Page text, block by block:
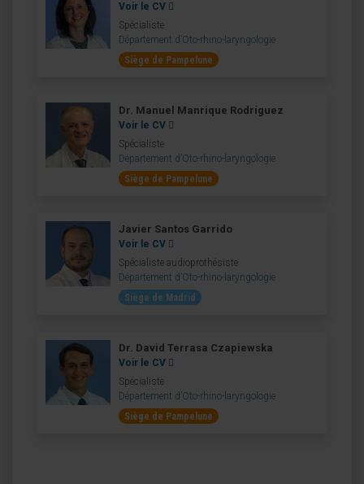
Voir le CV
Spécialiste
Département d’Oto-rhino-laryngologie
Siège de Pampelune
Dr. Manuel Manrique Rodríguez
Voir le CV
Spécialiste
Département d’Oto-rhino-laryngologie
Siège de Pampelune
Javier Santos Garrido
Voir le CV
Spécialiste audioprothésiste
Département d’Oto-rhino-laryngologie
Siège de Madrid
Dr. David Terrasa Czapiewska
Voir le CV
Spécialiste
Département d’Oto-rhino-laryngologie
Siège de Pampelune